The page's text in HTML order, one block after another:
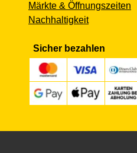
Märkte & Öffnungszeiten
Nachhaltigkeit
Sicher bezahlen